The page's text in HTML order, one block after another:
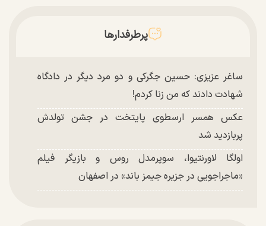
پرطرفدارها
ساغر عزیزی: حسین جگرکی و دو مرد دیگر در دادگاه
شهادت دادند که من زنا کردم!
عکس همسر ارسطوی پایتخت در جشن تولدش
پربازدید شد
اولگا لاورنتیوا، سوپرمدل روس و بازیگر فیلم
«ماجراجویی در جزیره جیمز باند» در اصفهان